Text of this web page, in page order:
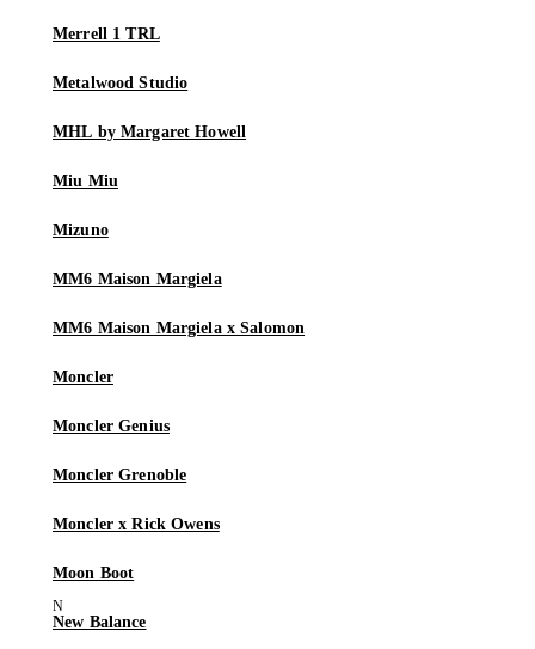
Merrell 1 TRL
Metalwood Studio
MHL by Margaret Howell
Miu Miu
Mizuno
MM6 Maison Margiela
MM6 Maison Margiela x Salomon
Moncler
Moncler Genius
Moncler Grenoble
Moncler x Rick Owens
Moon Boot
New Balance